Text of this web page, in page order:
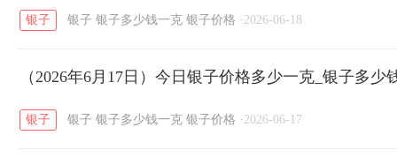
银子 银子 银子多少钱一克 银子价格 · 2026-06-18
（2026年6月17日）今日银子价格多少一克_银子多少
银子 银子 银子多少钱一克 银子价格 · 2026-06-17